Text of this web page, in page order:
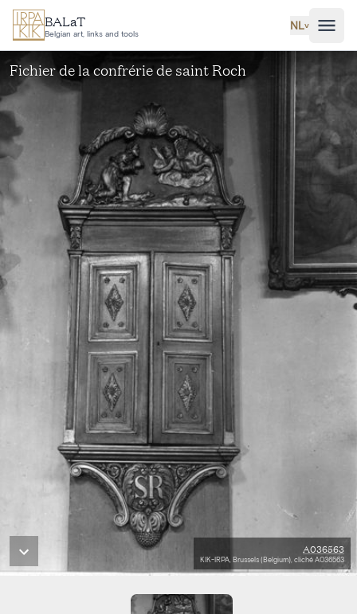
Ga naar hoofdinhoud
BALaT
Belgian art, links and tools
NL˅
Fichier de la confrérie de saint Roch
A036563
KIK-IRPA, Brussels (Belgium), cliché A036563